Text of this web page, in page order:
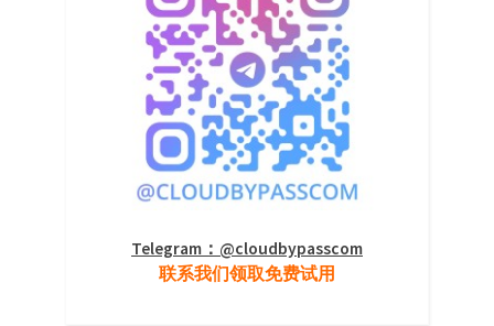
Telegram：@cloudbypasscom
联系我们领取免费试用